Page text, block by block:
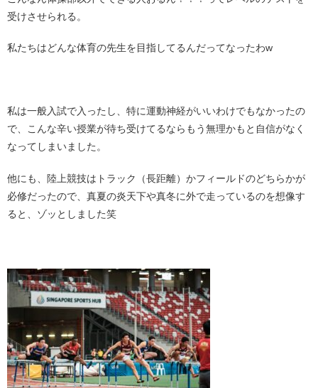
受けさせられる。
私たちはどんな体育の先生を目指してるんだってなったわw
私は一般入試で入ったし、特に運動神経がいいわけでもなかったの
で、こんな辛い授業が待ち受けてるならもう無理かもと自信がなく
なってしまいました。
他にも、陸上競技はトラック（長距離）かフィールドのどちらかが
必修だったので、真夏の炎天下や真冬に外で走っているのを想像す
ると、ゾッとしました笑